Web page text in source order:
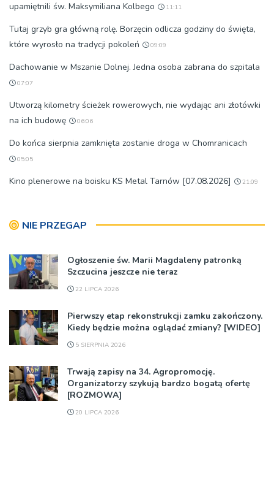
upamiętnili św. Maksymiliana Kolbego
11:11
Tutaj grzyb gra główną rolę. Borzęcin odlicza godziny do święta,
które wyrosło na tradycji pokoleń
09:09
Dachowanie w Mszanie Dolnej. Jedna osoba zabrana do szpitala
07:07
Utworzą kilometry ścieżek rowerowych, nie wydając ani złotówki
na ich budowę
06:06
Do końca sierpnia zamknięta zostanie droga w Chomranicach
05:05
Kino plenerowe na boisku KS Metal Tarnów [07.08.2026] 21:09
NIE PRZEGAP
Ogłoszenie św. Marii Magdaleny patronką
Szczucina jeszcze nie teraz
22 LIPCA 2026
Pierwszy etap rekonstrukcji zamku zakończony.
Kiedy będzie można oglądać zmiany? [WIDEO]
5 SIERPNIA 2026
Trwają zapisy na 34. Agropromocję.
Organizatorzy szykują bardzo bogatą ofertę
[ROZMOWA]
20 LIPCA 2026